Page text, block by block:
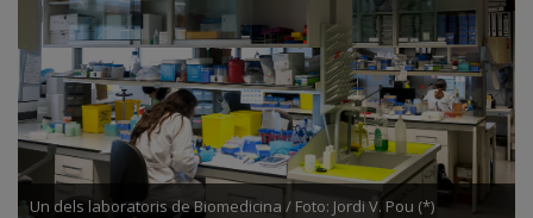
Un dels laboratoris de Biomedicina / Foto: Jordi V. Pou (*)